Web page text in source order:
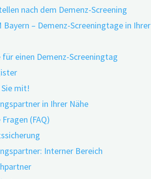
nach dem Demenz-Screening
Bayern – Demenz-Screeningtage in Ihrer
einen Demenz-Screeningtag
Sie mit!
in Ihrer Nähe
(FAQ)
Interner Bereich
Laufenden bleiben zu aktuellen
Demenzforschung? Dann